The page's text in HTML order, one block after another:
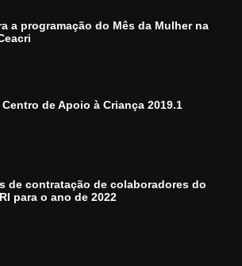
a programação do Mês da Mulher na
de Apoio à Criança 2019.1
de contratação de colaboradores do
para o ano de 2022